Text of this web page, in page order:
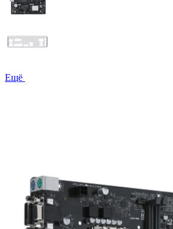
Ещё